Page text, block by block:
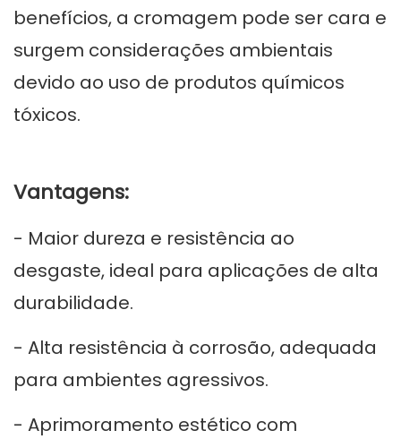
benefícios, a cromagem pode ser cara e
surgem considerações ambientais
devido ao uso de produtos químicos
tóxicos.
Vantagens:
- Maior dureza e resistência ao
desgaste, ideal para aplicações de alta
durabilidade.
- Alta resistência à corrosão, adequada
para ambientes agressivos.
- Aprimoramento estético com